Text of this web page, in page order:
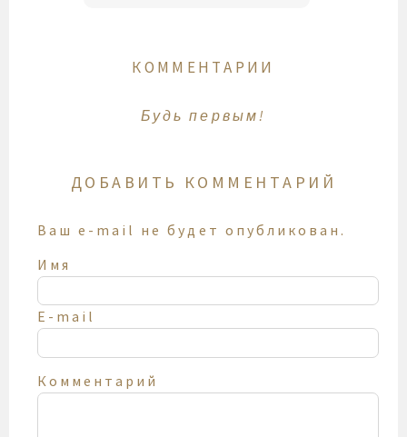
КОММЕНТАРИИ
Будь первым!
ДОБАВИТЬ КОММЕНТАРИЙ
Ваш e-mail не будет опубликован.
Имя
E-mail
Комментарий